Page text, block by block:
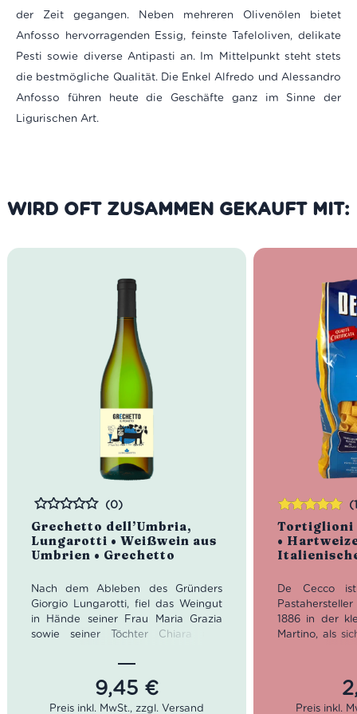
der Zeit gegangen. Neben mehreren Olivenölen bietet
Anfosso hervorragenden Essig, feinste Tafeloliven, delikate
Pesti sowie diverse Antipasti an. Im Mittelpunkt steht stets
die bestmögliche Qualität. Die Enkel Alfredo und Alessandro
Anfosso führen heute die Geschäfte ganz im Sinne der
Ligurischen Art.
WIRD OFT ZUSAMMEN GEKAUFT MIT:
Grechetto dell’Umbria,
Lungarotti • Weißwein aus
Umbrien • Grechetto
Bewertet
(0)
Nach dem Ableben des Gründers
Giorgio Lungarotti, fiel das Weingut
in Hände seiner Frau Maria Grazia
sowie seiner Töchter Chiara und
Leitung von Lungarotti, was Teresa
Severini zu einer der ersten
italienischen Önologinnen machte.
9,45 €
Tortiglioni
•
De Cecco
1886 in der
Martino, als
herzustellen.
Art der
Bewertet
mit5.00von
5